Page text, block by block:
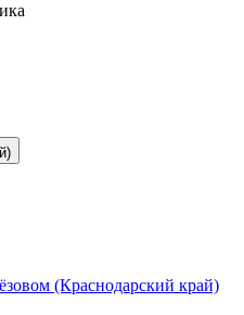
(Краснодарский край)